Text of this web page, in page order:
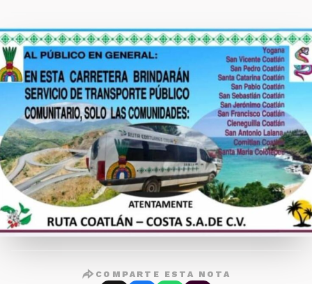
COMPARTE ESTA NOTA